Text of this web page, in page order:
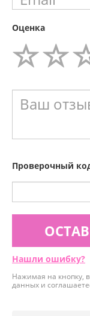
Оценка
Проверочный
Нашли ошибку?
Нажимая на кнопку,
данных и